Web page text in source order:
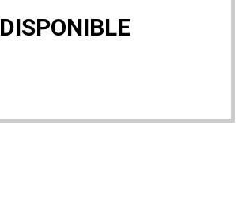
DISPONIBLE